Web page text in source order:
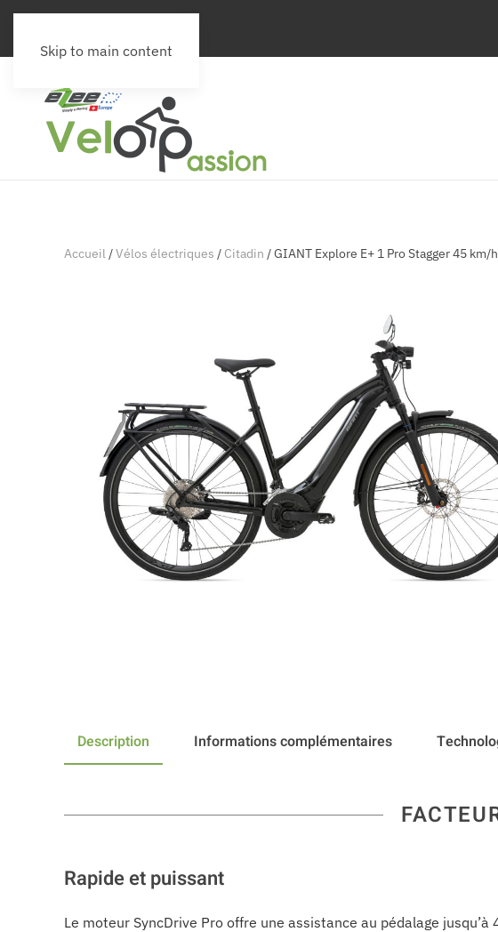
Skip to main content
Accueil /Vélos électriques / Citadin / GIANT Explore E+ 1 Pro Stagger 45 km/h
Description Informations complémentaires
Rapide et puissant
Le moteur SyncDrive Pro offre une assistance au pédalage